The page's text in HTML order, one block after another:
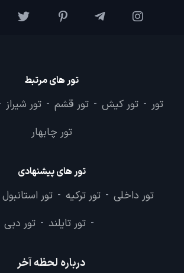
توضیحاتی را به شما ارائه دهیم.
تور های مرتبط
تور - تور کیش - تور قشم - تور شیراز
تور چابهار
تور های پیشنهادی
تور داخلی - تور ترکیه - تور استانبول
- تور تایلند - تور دبی
درباره لحظه آخر